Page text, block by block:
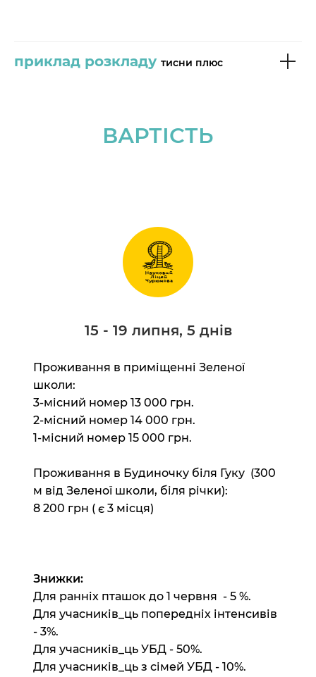
приклад розкладу тисни плюс
ВАРТІСТЬ
15 - 19 липня, 5 днів
Проживання в приміщенні Зеленої
школи:
3-місний номер 13 000 грн.
2-місний номер 14 000 грн.
1-місний номер 15 000 грн.
Проживання в Будиночку біля Гуку (300
м від Зеленої школи, біля річки):
8 200 грн ( є 3 місця)
Знижки:
Для ранніх пташок до 1 червня - 5 %.
Для учасників_ць попередніх інтенсивів
- 3%.
Для учасників_ць УБД - 50%.
Для учасників_ць з сімей УБД - 10%.